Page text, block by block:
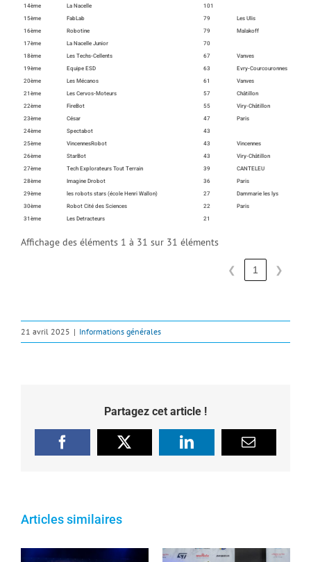
14ème
La Nacelle
101
15ème
FabLab 79
Les Ulis
16ème
Robotine 79
Malakoff
17ème
La Nacelle Junior
70
18ème
Les Techs-Cellents 67
Vanves
19ème
Equipe ESD 63
Evry-Courcouronnes
20ème
Les Mécanos 61
Vanves
21ème
Les Cervos-Moteurs 57
Châtillon
22ème
FireBot 55
Viry-Châtillon
23ème
César 47
Paris
24ème
Spectabot
43
25ème
VincennesRobot 43
Vincennes
26ème
StarBot 43
Viry-Châtillon
27ème
Tech Explorateurs Tout Terrain 39
CANTELEU
28ème
Imagine Drobot 36
Paris
29ème
les robots stars (école Henri Wallon) 27
Dammarie les lys
30ème
Robot Cité des Sciences 22
Paris
31ème
Les Detracteurs 21
Affichage des éléments 1 à 31 sur 31 éléments
❮ 1 ❯
21 avril 2025 | Informations générales
Partagez cet article !
Facebook X LinkedIn Email
Articles similaires